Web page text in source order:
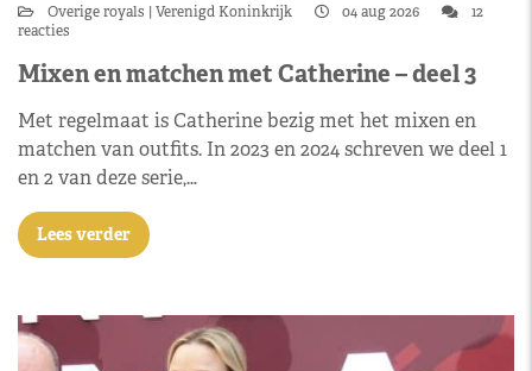
Overige royals Verenigd Koninkrijk 04 aug 2026
12
reacties
Mixen en matchen met Catherine – deel 3
Met regelmaat is Catherine bezig met het mixen en
matchen van outfits. In 2023 en 2024 schreven we deel 1
en 2 van deze serie,…
Lees verder